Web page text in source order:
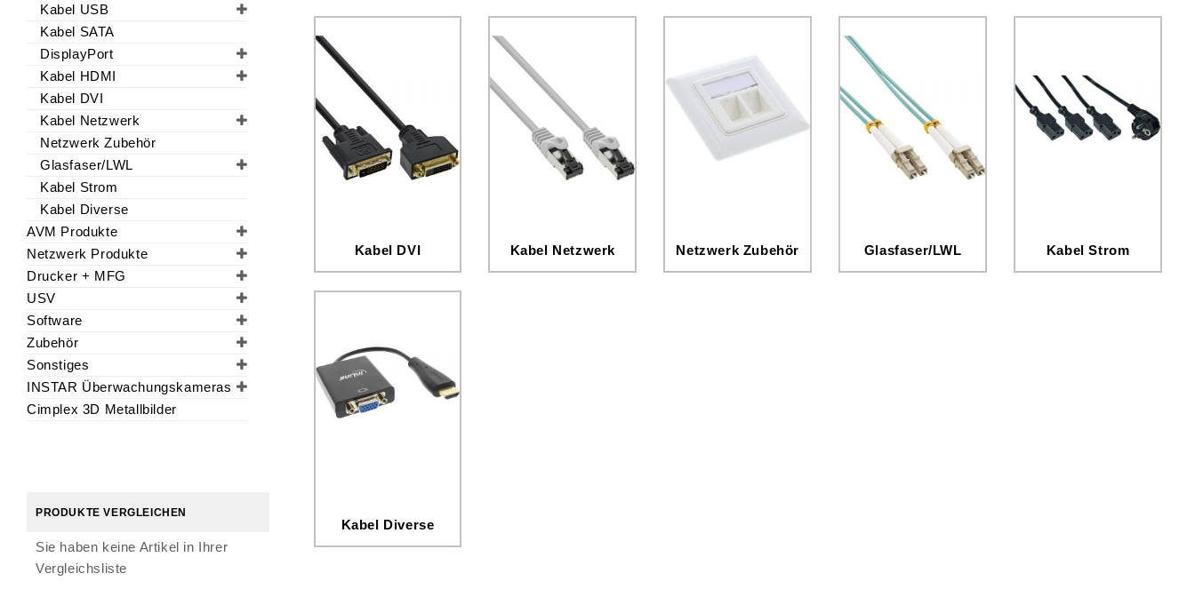
Kabel DVI Kabel Netzwerk Netzwerk Zubehör Glasfaser/LWL Kabel Strom
Kabel Diverse
Kabel USB
Kabel SATA
DisplayPort
Kabel HDMI
Kabel DVI
Kabel Netzwerk
Netzwerk Zubehör
Glasfaser/LWL
Kabel Strom
Kabel Diverse
AVM Produkte
Netzwerk Produkte
Drucker + MFG
USV
Software
Zubehör
Sonstiges
INSTAR Überwachungskameras
Cimplex 3D Metallbilder
PRODUKTE VERGLEICHEN
Sie haben keine Artikel in Ihrer
Vergleichsliste